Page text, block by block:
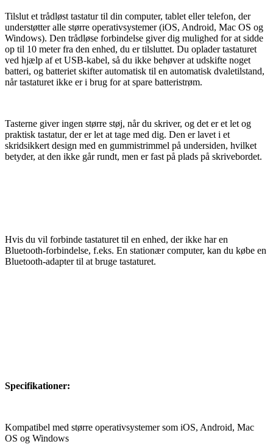
Tilslut et trådløst tastatur til din computer, tablet eller telefon, der
understøtter alle større operativsystemer (iOS, Android, Mac OS og
Windows). Den trådløse forbindelse giver dig mulighed for at sidde
op til 10 meter fra den enhed, du er tilsluttet. Du oplader tastaturet
ved hjælp af et USB-kabel, så du ikke behøver at udskifte noget
batteri, og batteriet skifter automatisk til en automatisk dvaletilstand,
når tastaturet ikke er i brug for at spare batteristrøm.
Tasterne giver ingen større støj, når du skriver, og det er et let og
praktisk tastatur, der er let at tage med dig. Den er lavet i et
skridsikkert design med en gummistrimmel på undersiden, hvilket
betyder, at den ikke går rundt, men er fast på plads på skrivebordet.
Hvis du vil forbinde tastaturet til en enhed, der ikke har en
Bluetooth-forbindelse, f.eks. En stationær computer, kan du købe en
Bluetooth-adapter til at bruge tastaturet.
Specifikationer:
Kompatibel med større operativsystemer som iOS, Android, Mac
OS og Windows